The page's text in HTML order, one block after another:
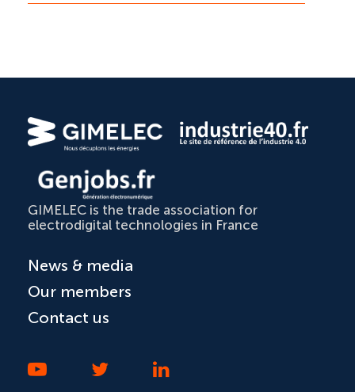
GIMELEC is the trade association for
electrodigital technologies in France
News & media
Our members
Contact us